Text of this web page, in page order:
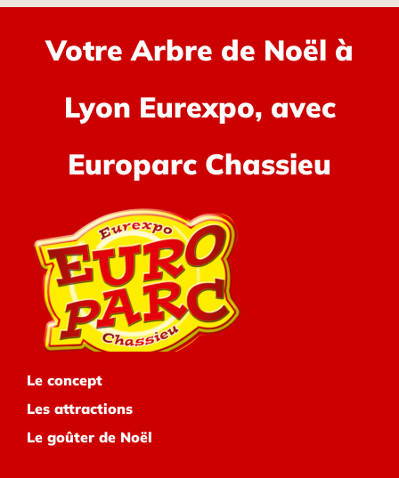
Votre Arbre de Noël à
Lyon Eurexpo, avec
Europarc Chassieu
Le concept
Les attractions
Le goûter de Noël